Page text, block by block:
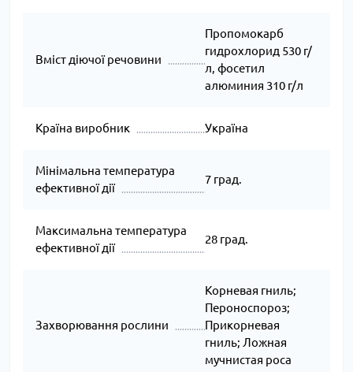
Вміст діючої речовини
Пропомокарб
гидрохлорид 530 г/
л, фосетил
алюминия 310 г/л
Країна виробник Україна
Мінімальна температура
ефективної дії
7 град.
Максимальна температура
ефективної дії
28 град.
Захворювання рослини
Корневая гниль;
Пероноспороз;
Прикорневая
гниль; Ложная
мучнистая роса